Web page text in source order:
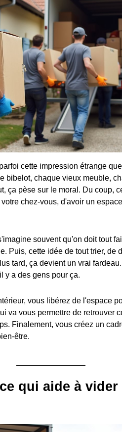
cette impression étrange
bibelot, chaque vieux meuble,
ça pèse sur le moral. Du coup,
chez-vous, d'avoir un
souvent qu'on doit tout
Puis, cette idée de tout trier, de
tard, ça devient un vrai
y a des gens pour ça.
vous libérez de l'espace
va vous permettre de retrouver
Finalement, vous créez un
être.
qui aide à vider